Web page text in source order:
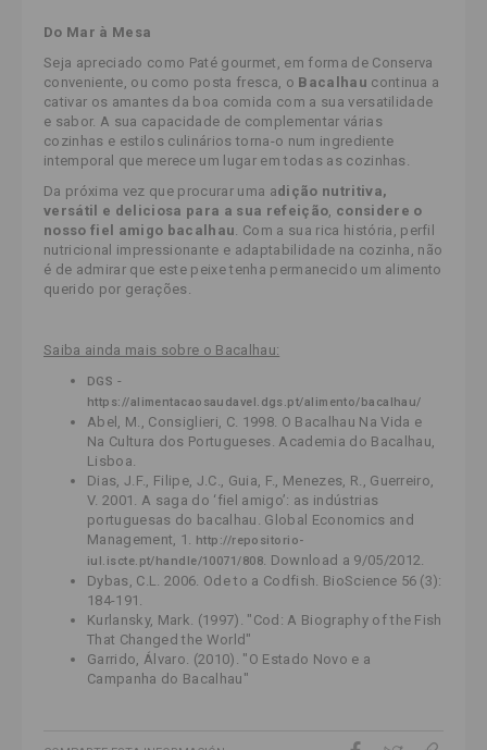
Do Mar à Mesa
Seja apreciado como Paté gourmet, em forma de Conserva
conveniente, ou como posta fresca, o Bacalhau continua a
cativar os amantes da boa comida com a sua versatilidade
e sabor. A sua capacidade de complementar várias
cozinhas e estilos culinários torna-o num ingrediente
intemporal que merece um lugar em todas as cozinhas.
Da próxima vez que procurar uma adição nutritiva,
versátil e deliciosa para a sua refeição considere o
nosso fiel amigo bacalhau . Com a sua rica história, perfil
nutricional impressionante e adaptabilidade na cozinha, não
é de admirar que este peixe tenha permanecido um alimento
querido por gerações.
Saiba ainda mais sobre o Bacalhau:
DGS -
https://alimentacaosaudavel.dgs.pt/alimento/bacalhau/
Abel, M., Consiglieri, C. 1998. O Bacalhau Na Vida e
Na Cultura dos Portugueses. Academia do Bacalhau,
Lisboa.
Dias, J.F., Filipe, J.C., Guia, F., Menezes, R., Guerreiro,
V. 2001. A saga do ‘fiel amigo’: as indústrias
portuguesas do bacalhau. Global Economics and
Management, 1.
http://repositorio-
iul.iscte.pt/handle/10071/808 . Download a 9/05/2012.
Dybas, C.L. 2006. Ode to a Codfish. BioScience 56 (3):
184-191.
Kurlansky, Mark. (1997). "Cod: A Biography of the Fish
That Changed the World"
Garrido, Álvaro. (2010). "O Estado Novo e a
Campanha do Bacalhau"